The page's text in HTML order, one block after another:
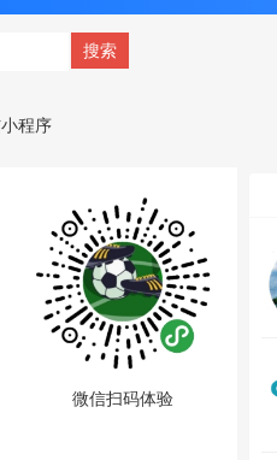
程序
微信扫码体验